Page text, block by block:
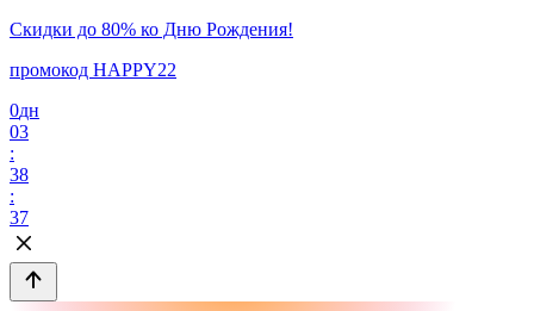
Скидки до 80% ко Дню Рождения!
промокод HAPPY22
0дн
03
:
38
:
37